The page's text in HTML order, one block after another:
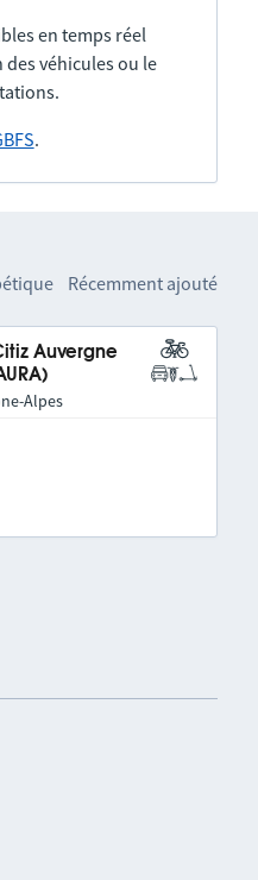
en temps réel
véhicules ou le
.
Récemment ajouté
Auvergne
Alpes